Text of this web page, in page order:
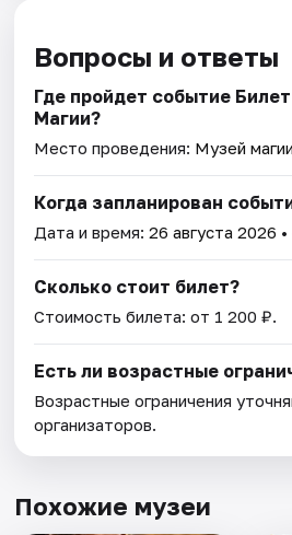
Вопросы и ответы
Где пройдет событие
Магии?
Место проведения: Музей магии
Когда запланирован
Дата и время:26 августа 2026
Сколько стоит билет?
Стоимость билета: от 1 200 ₽.
Есть ли возрастные
Возрастные ограничения
организаторов.
Похожие музеи